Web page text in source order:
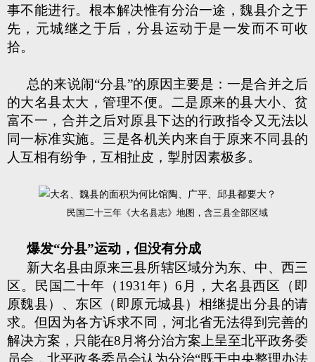
事不能进行。根本解决惟有分治一途，魏县介之于
先，元城继之于后，分县运动于是一发而不可收
拾。
总的来说闹“分县”的原因主要是：一是合并之后
的大名县太大，管理不便。二是原来的县大小、贫
富不一，合并之后对原县下达的行政指令又无法以
同一标准实施。三是各机关内来自于原来不同县的
人互相有纷争，互相扯皮，掣肘因素极多。
民国二十三年《大名县志》地图，含三县全部区域
爆发“分县”运动，但没有分成
新大名县由原来三县所辖区域分为东、中、西三
区。民国二十年（1931年）6月，大名县西区（即
原魏县）、东区（即原元城县）相继提出分县的请
求。但因为各方诉求不同，河北省无法得到完善的
解决方案，只能在8月将分治方案上呈至北平政务委
员会，北平政务委员会认为分治“既于中央整理办法